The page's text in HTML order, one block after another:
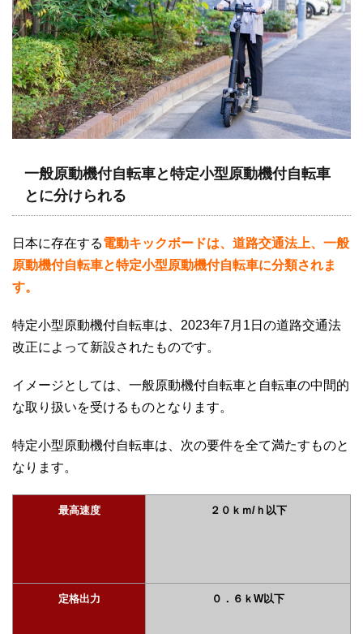
一般原動機付自転車と特定小型原動機付自転車
とに分けられる
日本に存在する電動キックボードは、道路交通法上、一般
原動機付自転車と特定小型原動機付自転車に分類されま
す。
特定小型原動機付自転車は、2023年7月1日の道路交通法
改正によって新設されたものです。
イメージとしては、一般原動機付自転車と自転車の中間的
な取り扱いを受けるものとなります。
特定小型原動機付自転車は、次の要件を全て満たすものと
なります。
最高速度 ２０ｋｍ/ｈ以下
定格出力 ０．６ｋW以下